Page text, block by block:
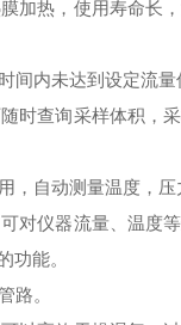
加热，使用寿命长
内未达到设定流量
时查询采样体积，
，自动测量温度，压
对仪器流量、温度
功能。
路。